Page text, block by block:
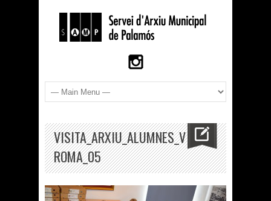
VISITA_ARXIU_ALUMNES_VILA-
ROMA_05